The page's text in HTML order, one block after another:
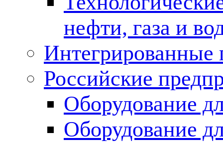
нефти, газа и
Российские
Оборудование
Оборудование